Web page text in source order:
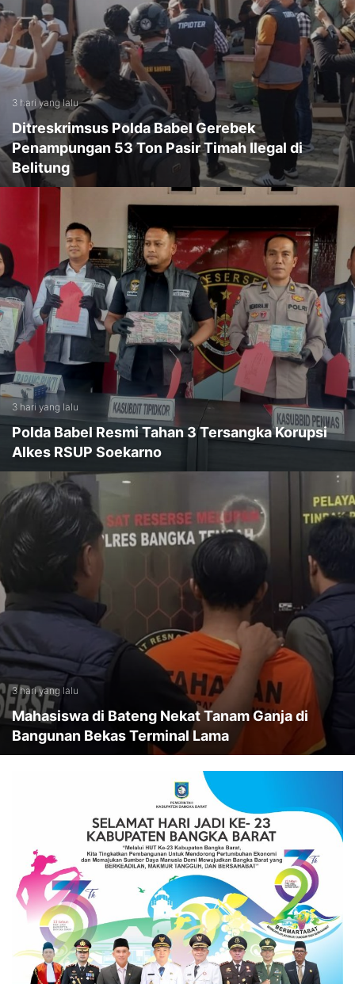
3 hari yang lalu
Ditreskrimsus Polda Babel Gerebek
Penampungan 53 Ton Pasir Timah Ilegal di
Belitung
3 hari yang lalu
Polda Babel Resmi Tahan 3 Tersangka Korupsi
Alkes RSUP Soekarno
3 hari yang lalu
Mahasiswa di Bateng Nekat Tanam Ganja di
Bangunan Bekas Terminal Lama